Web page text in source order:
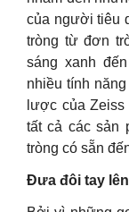
của người tiêu
tròng từ đơn
sáng xanh
nhiều tính
lược của
tất cả các sản
tròng có sẵn
Đưa đôi tay